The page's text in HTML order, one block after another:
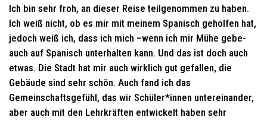
Ich bin sehr froh, an dieser Reise teilgenommen zu haben.
Ich weiß nicht, ob es mir mit meinem Spanisch geholfen hat,
jedoch weiß ich, dass ich mich –wenn ich mir Mühe gebe-
auch auf Spanisch unterhalten kann. Und das ist doch auch
etwas. Die Stadt hat mir auch wirklich gut gefallen, die
Gebäude sind sehr schön. Auch fand ich das
Gemeinschaftsgefühl, das wir Schüler*innen untereinander,
aber auch mit den Lehrkräften entwickelt haben sehr